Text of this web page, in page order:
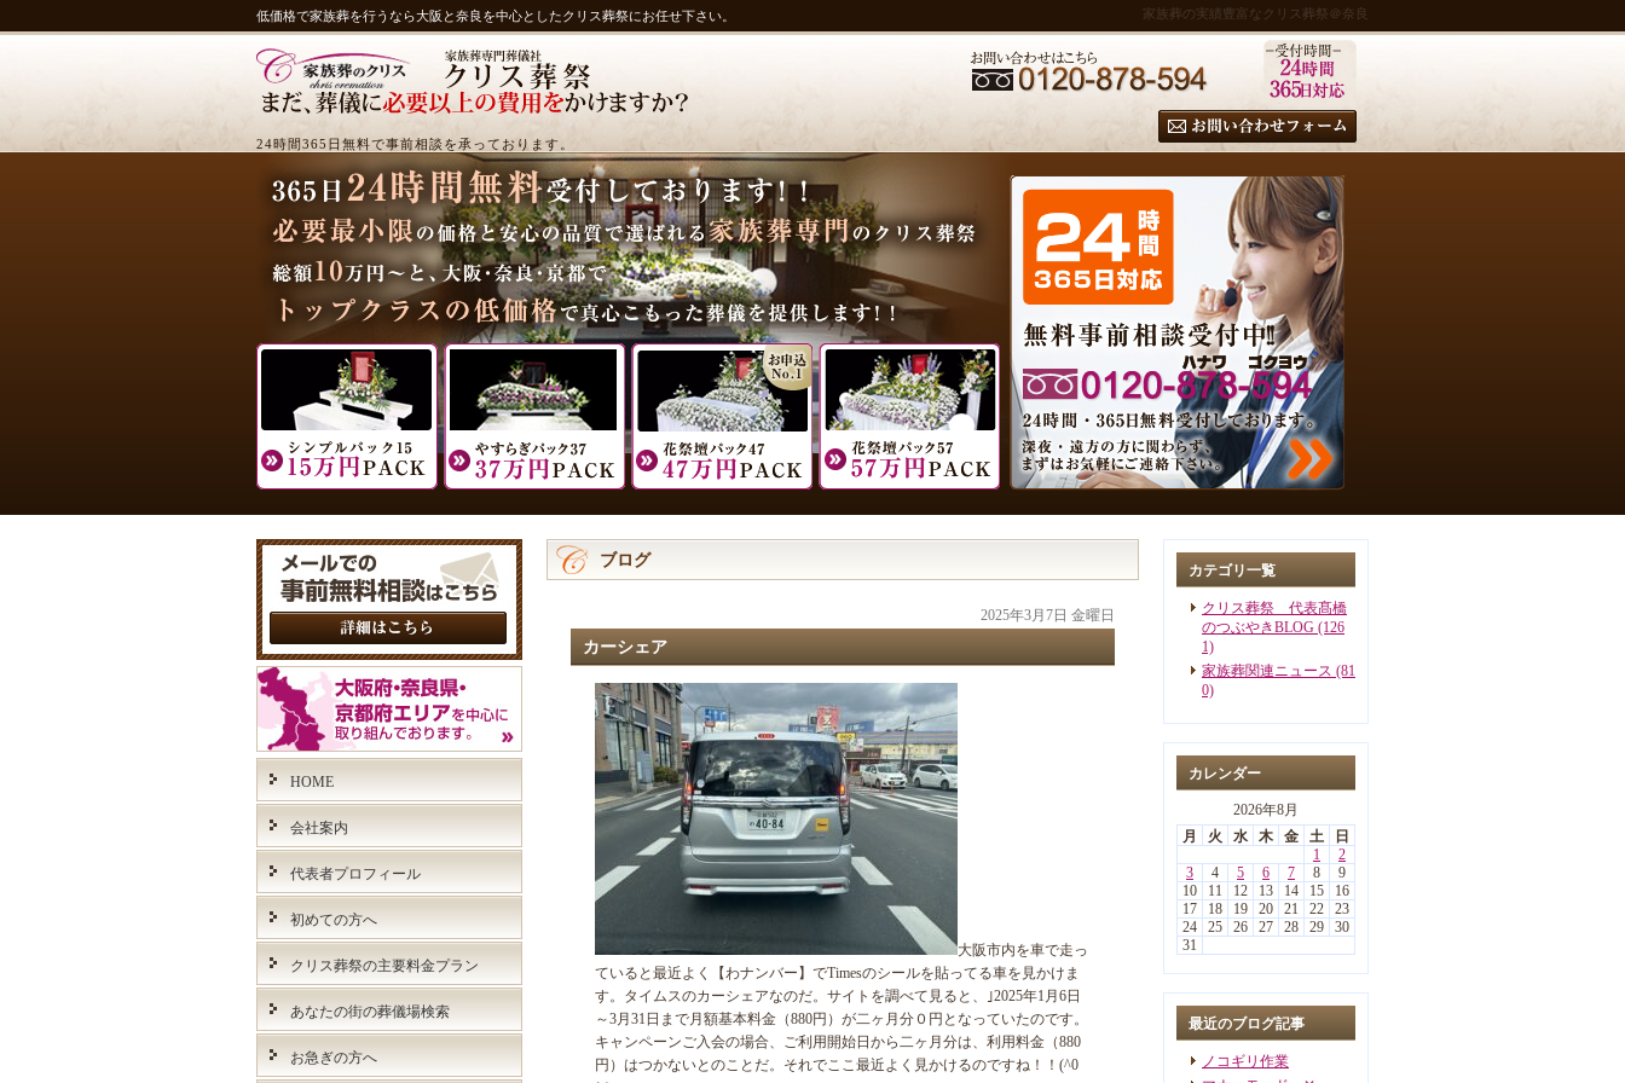
低価格で家族葬を行うなら大阪と奈良を中心としたクリス葬祭にお任せ下さい。 家族葬の実績豊富なクリス葬祭＠奈良
24時間365日無料で事前相談を承っております。
ブログ
2025年3月7日 金曜日
カーシェア
大阪市内を車で走っ
ていると最近よく【わナンバー】でTimesのシールを貼ってる車を見かけま
す。タイムスのカーシェアなのだ。サイトを調べて見ると、｣2025年1月6日
～3月31日まで月額基本料金（880円）が二ヶ月分０円となっていたのです。
キャンペーンご入会の場合、ご利用開始日から二ヶ月分は、利用料金（880
円）はつかないとのことだ。それでここ最近よく見かけるのですね！！(^0
カテゴリ一覧
クリス葬祭 代表髙橋
のつぶやきBLOG (126
1)
家族葬関連ニュース (81
0)
カレンダー
2026年8月
月
火 水 木 金 土
日
1
2
3
4 5 6 7 8
9
10
11 12 13 14 15
16
17
18 19 20 21 22
23
24
25 26 27 28 29
30
31
最近のブログ記事
ノコギリ作業
HOME
会社案内
代表者プロフィール
初めての方へ
クリス葬祭の主要料金プラン
あなたの街の葬儀場検索
お急ぎの方へ